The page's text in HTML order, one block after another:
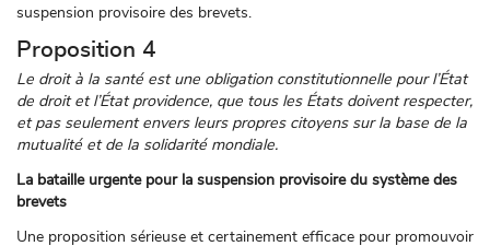
suspension provisoire des brevets.
Proposition 4
Le droit à la santé est une obligation constitutionnelle pour l’État
de droit et l’État providence, que tous les États doivent respecter,
et pas seulement envers leurs propres citoyens sur la base de la
mutualité et de la solidarité mondiale.
La bataille urgente pour la suspension provisoire du système des
brevets
Une proposition sérieuse et certainement efficace pour promouvoir